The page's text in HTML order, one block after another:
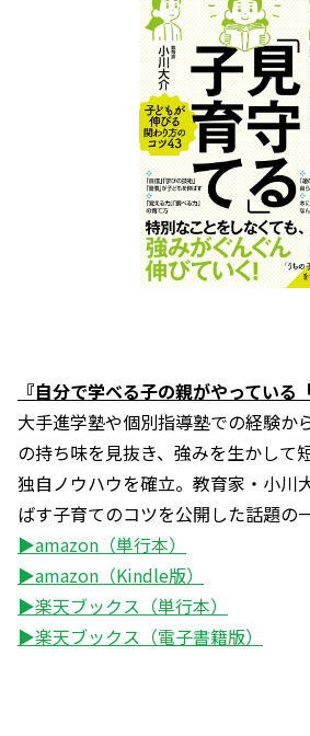
『自分で学べる子の親がやっている
大手進学塾や個別指導塾での経験か
の持ち味を見抜き、強みを生かして
独自ノウハウを確立。教育家・小川
ばす子育てのコツを公開した話題の
▶amazon（単行本）
▶amazon（Kindle版）
▶楽天ブックス（単行本）
▶楽天ブックス（電子書籍版）